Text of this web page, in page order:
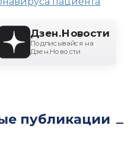
Дзен.Новости
Подписывайся на
Дзен.Новости
публикации